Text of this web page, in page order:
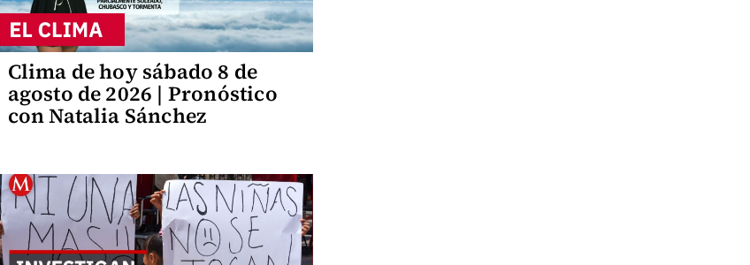
Clima de hoy sábado 8 de
agosto de 2026 | Pronóstico
con Natalia Sánchez